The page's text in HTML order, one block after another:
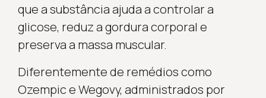
que a substância ajuda a controlar a
glicose, reduz a gordura corporal e
preserva a massa muscular.
Diferentemente de remédios como
Ozempic e Wegovy, administrados por